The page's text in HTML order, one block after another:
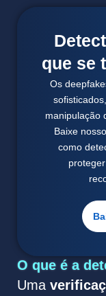
que se
Os
manipulação
Baixe
como
O que é a
Uma